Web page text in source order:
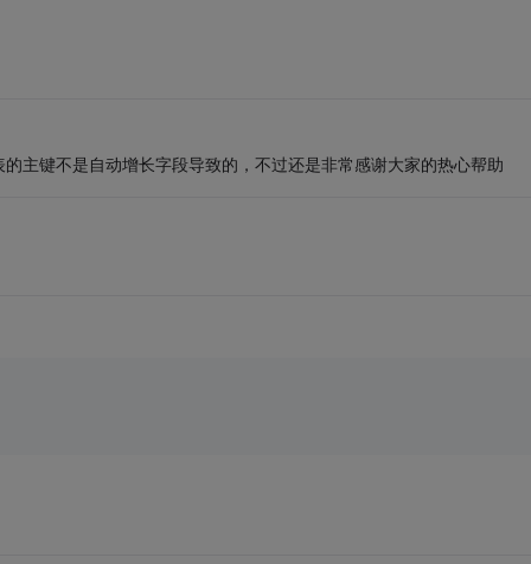
主键不是自动增长字段导致的，不过还是非常感谢大家的热心帮助